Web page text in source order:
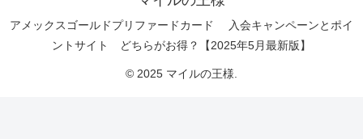
アメックスゴールドプリファードカード 入会キャンペーンとポイ
ントサイト どちらがお得？【2025年5月最新版】
© 2025 マイルの王様.